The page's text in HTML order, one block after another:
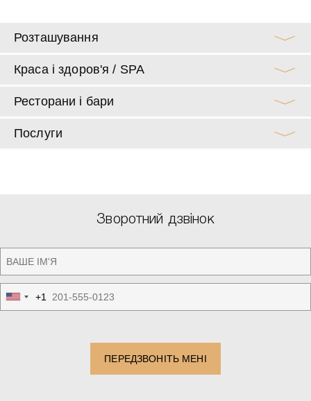
Розташування
Краса і здоров'я / SPA
Ресторани і бари
Послуги
Зворотний дзвінок
United
States
+1
ПЕРЕДЗВОНІТЬ МЕНІ